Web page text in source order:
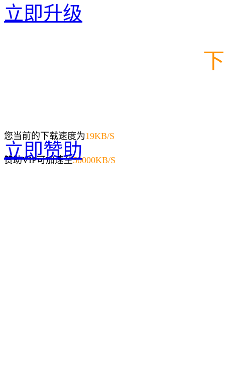
立即升级
您当前的下载速度为19KB/S
赞助VIP可加速至50000KB/S
立即赞助